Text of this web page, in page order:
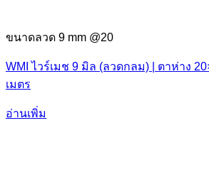
ขนาดลวด 9 mm @20
WMI ไวร์เมช 9 มิล (ลวดกลม) | ตาห่าง
เมตร
อ่านเพิ่ม